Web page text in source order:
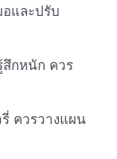
อและปรับ
สึกหนัก ควร
ควรวางแผน